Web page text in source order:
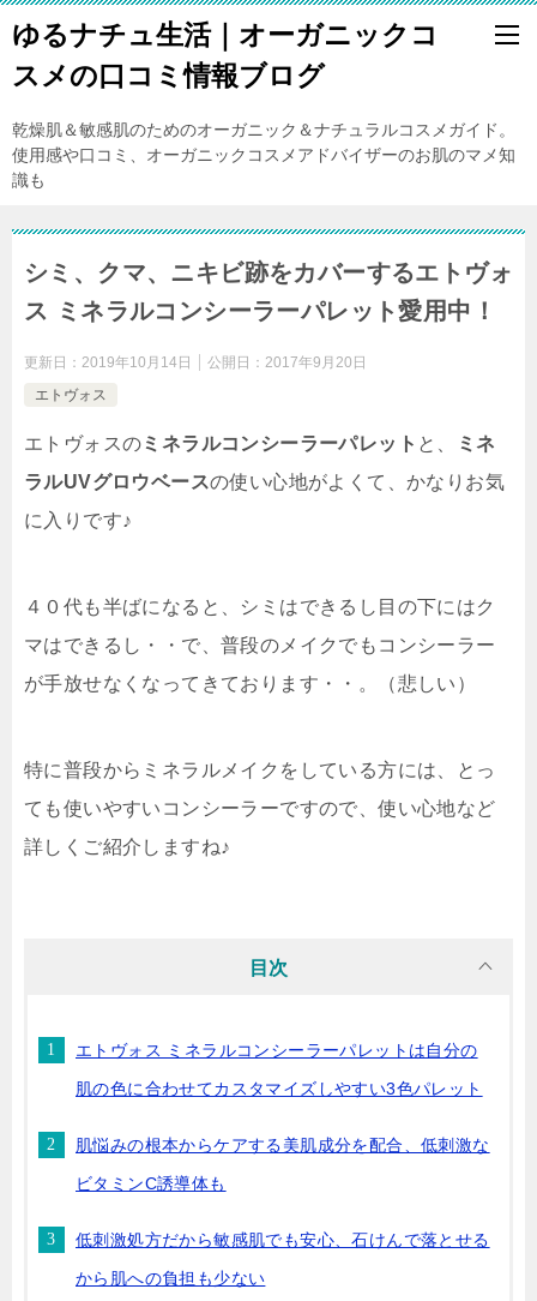
ゆるナチュ生活｜オーガニックコ
スメの口コミ情報ブログ
乾燥肌＆敏感肌のためのオーガニック＆ナチュラルコスメガイド。
使用感や口コミ、オーガニックコスメアドバイザーのお肌のマメ知
識も
シミ、クマ、ニキビ跡をカバーするエトヴォ
ス ミネラルコンシーラーパレット愛用中！
更新日： 2019年10月14日 公開日： 2017年9月20日
エトヴォス
エトヴォスのミネラルコンシーラーパレット と、
ミネ
ラルUVグロウベースの使い心地がよくて、かなりお気
に入りです♪
４０代も半ばになると、シミはできるし目の下にはク
マはできるし・・で、普段のメイクでもコンシーラー
が手放せなくなってきております・・。（悲しい）
特に普段からミネラルメイクをしている方には、とっ
ても使いやすいコンシーラーですので、使い心地など
詳しくご紹介しますね♪
目次
エトヴォス ミネラルコンシーラーパレットは自分の
肌の色に合わせてカスタマイズしやすい3色パレット
肌悩みの根本からケアする美肌成分を配合、低刺激な
ビタミンC誘導体も
低刺激処方だから敏感肌でも安心、石けんで落とせる
から肌への負担も少ない